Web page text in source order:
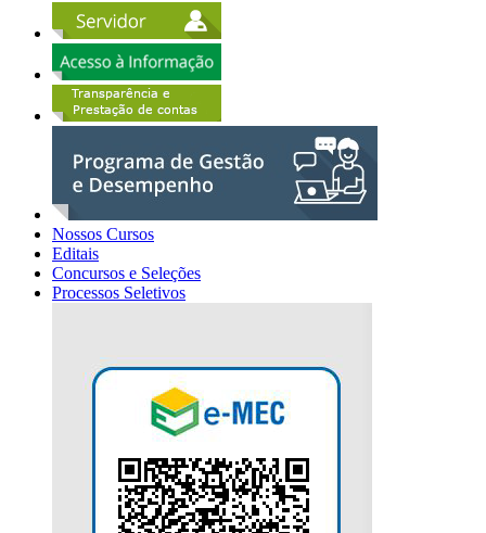
Nossos Cursos
Editais
Concursos e Seleções
Processos Seletivos